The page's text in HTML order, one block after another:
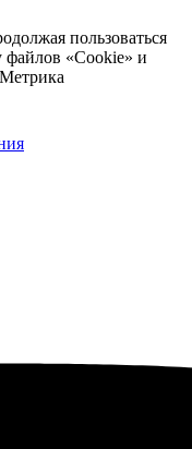
пользоваться
файлов «Cookie» и